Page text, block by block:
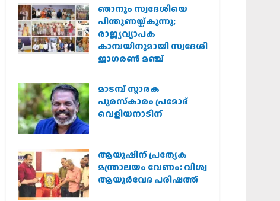
ഞാനും സ്വദേശിയെ
പിന്തുണയ്ക്കുന്നു;
രാജ്യവ്യാപക
കാമ്പയിനുമായി സ്വദേശി
ജാഗരണ്‍ മഞ്ച്
മാടമ്പ് സ്മാരക
പുരസ്‌കാരം പ്രമോദ്
വെളിയനാടിന്
ആയുഷിന് പ്രത്യേക
മന്ത്രാലയം വേണം: വിശ്വ
ആയുര്‍വേദ പരിഷത്ത്